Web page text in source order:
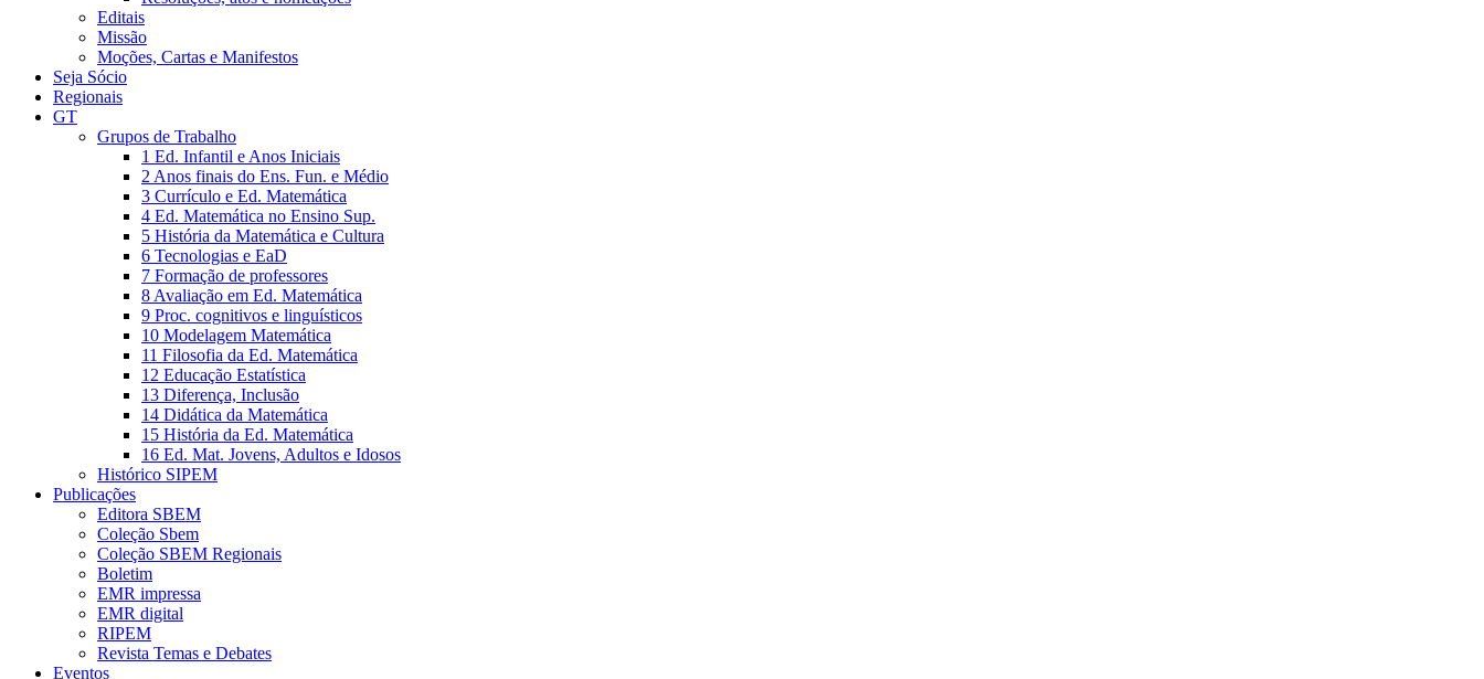
Editais
Missão
Moções, Cartas e Manifestos
Seja Sócio
Regionais
GT
Grupos de Trabalho
1 Ed. Infantil e Anos Iniciais
2 Anos finais do Ens. Fun. e Médio
3 Currículo e Ed. Matemática
4 Ed. Matemática no Ensino Sup.
5 História da Matemática e Cultura
6 Tecnologias e EaD
7 Formação de professores
8 Avaliação em Ed. Matemática
9 Proc. cognitivos e linguísticos
10 Modelagem Matemática
11 Filosofia da Ed. Matemática
12 Educação Estatística
13 Diferença, Inclusão
14 Didática da Matemática
15 História da Ed. Matemática
16 Ed. Mat. Jovens, Adultos e Idosos
Histórico SIPEM
Publicações
Editora SBEM
Coleção Sbem
Coleção SBEM Regionais
Boletim
EMR impressa
EMR digital
RIPEM
Revista Temas e Debates
Eventos